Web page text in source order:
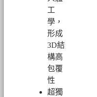
工
學，
形成
3D結
構高
包覆
性
超獨